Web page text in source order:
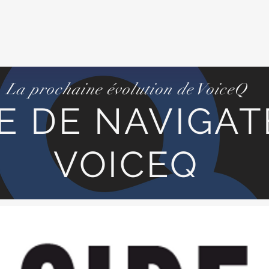
La prochaine évolution de VoiceQ
DE
VOICEQ